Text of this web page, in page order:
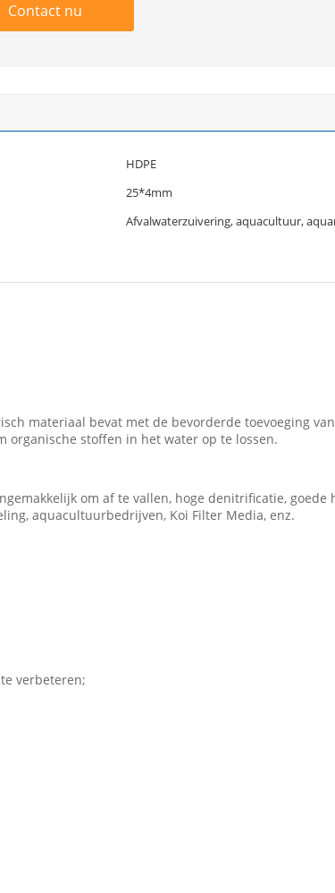
Contact nu
HDPE
25*4mm
Afvalwaterzuivering, aquacultuur,
materiaal bevat met de bevorderde toevoeging
organische stoffen in het water op te lossen.
om af te vallen, hoge denitrificatie, goede
aquacultuurbedrijven, Koi Filter Media, enz.
verbeteren;